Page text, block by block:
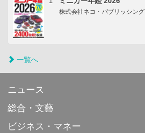
株式会社ネコ・パブリッシング
一覧へ
ニュース
総合・文藝
ビジネス・マネー